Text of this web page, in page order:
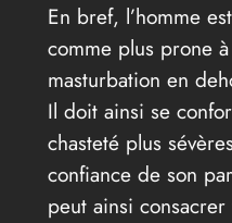
En bref, l’homme
comme plus prone
masturbation en
Il doit ainsi se
chasteté plus
confiance de son
peut ainsi